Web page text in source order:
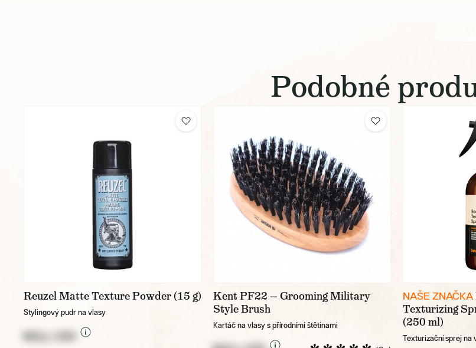
Podobné
Reuzel Matte Texture Powder (15 g)
Stylingový pudr na vlasy
Kent PF22 — Grooming Military
Style Brush
Kartáč na vlasy s přírodními štětinami
NAŠE ZNAČKA
Texturizing
(250 ml)
Texturizační sprej na